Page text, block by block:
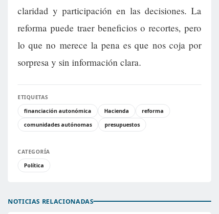
claridad y participación en las decisiones. La
reforma puede traer beneficios o recortes, pero
lo que no merece la pena es que nos coja por
sorpresa y sin información clara.
ETIQUETAS
financiación autonómica
Hacienda
reforma
comunidades autónomas
presupuestos
CATEGORÍA
Política
NOTICIAS RELACIONADAS